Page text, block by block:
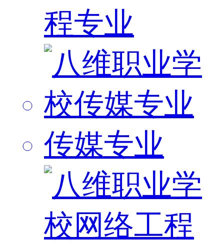
程专业
传媒专业